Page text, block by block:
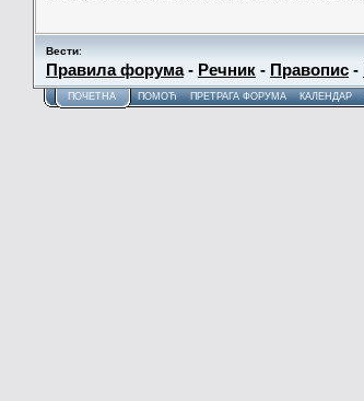
Вести:
Правила форума- Речник - Правопис -
ПОЧЕТНА ПОМОЋ ПРЕТРАГА ФОРУМА КАЛЕНДАР